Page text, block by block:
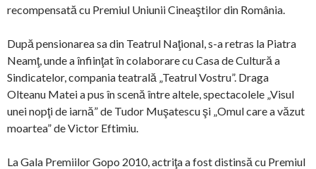
recompensată cu Premiul Uniunii Cineaştilor din România.
După pensionarea sa din Teatrul Naţional, s-a retras la Piatra
Neamţ, unde a înfiinţat în colaborare cu Casa de Cultură a
Sindicatelor, compania teatrală „Teatrul Vostru”. Draga
Olteanu Matei a pus în scenă între altele, spectacolele „Visul
unei nopţi de iarnă” de Tudor Muşatescu şi „Omul care a văzut
moartea” de Victor Eftimiu.
La Gala Premiilor Gopo 2010, actriţa a fost distinsă cu Premiul